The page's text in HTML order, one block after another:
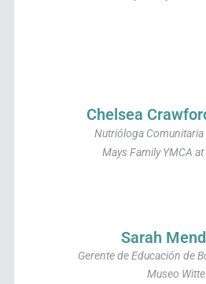
Chelsea
Nutrióloga Comunitaria
Mays Family YMCA
Sarah
Gerente de Educación de
Museo Witte